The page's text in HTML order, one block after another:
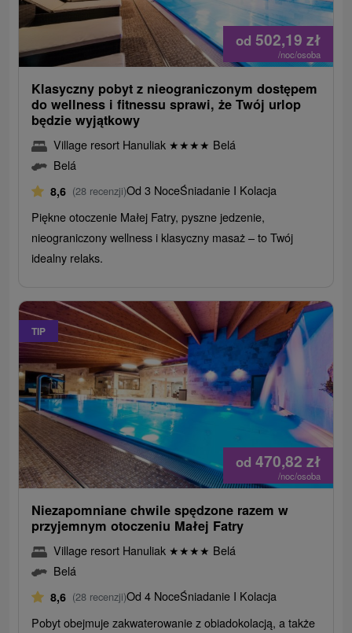
od 502,19 zł
/noc/osoba
Klasyczny pobyt z nieograniczonym dostępem
do wellness i fitnessu sprawi, że Twój urlop
będzie wyjątkowy
Village resort Hanuliak ★★★★ Belá
Belá
8,6 (28 recenzji)Od 3 NoceŚniadanie I Kolacja
Piękne otoczenie Małej Fatry, pyszne jedzenie,
nieograniczony wellness i klasyczny masaż – to Twój
idealny relaks.
TIP
od 470,82 zł
/noc/osoba
Niezapomniane chwile spędzone razem w
przyjemnym otoczeniu Małej Fatry
Village resort Hanuliak ★★★★ Belá
Belá
8,6 (28 recenzji)Od 4 NoceŚniadanie I Kolacja
Pobyt obejmuje zakwaterowanie z obiadokolacją, a także